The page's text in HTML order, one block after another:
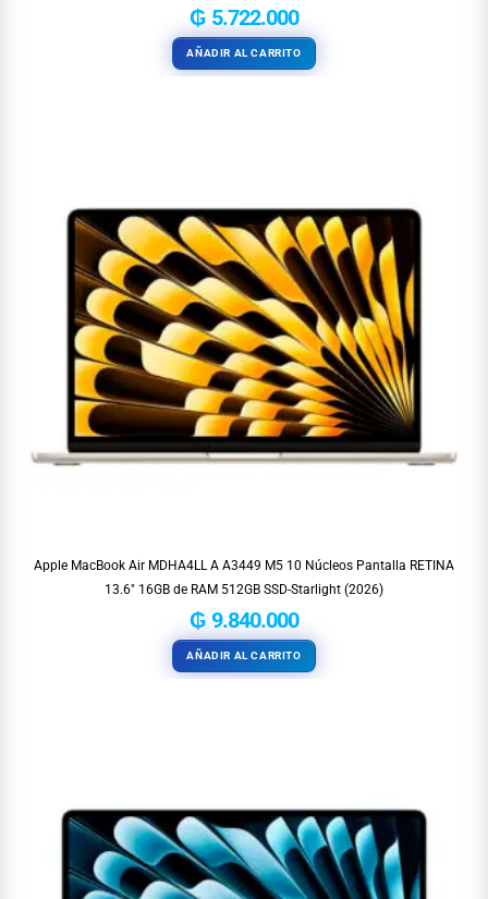
₲ 5.722.000
AÑADIR AL CARRITO
Apple MacBook Air MDHA4LL A A3449 M5 10 Núcleos Pantalla RETINA
13.6″ 16GB de RAM 512GB SSD-Starlight (2026)
₲ 9.840.000
AÑADIR AL CARRITO